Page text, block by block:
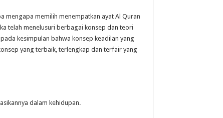
mengapa memilih menempatkan ayat Al Quran
telah menelusuri berbagai konsep dan teori
kesimpulan bahwa konsep keadilan yang
yang terbaik, terlengkap dan terfair yang
dalam kehidupan.